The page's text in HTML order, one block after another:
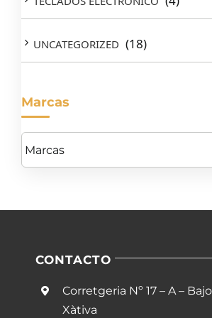
UNCATEGORIZED (18)
Marcas
CONTACTO
Corretgeria Nº 17 – A –
Xàtiva